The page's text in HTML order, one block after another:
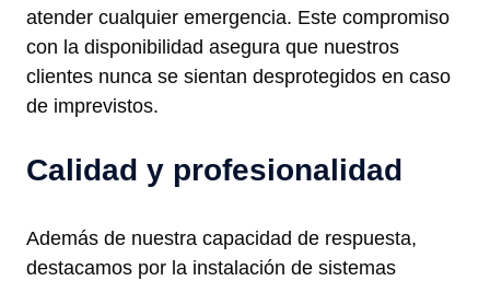
atender cualquier emergencia. Este compromiso
con la disponibilidad asegura que nuestros
clientes nunca se sientan desprotegidos en caso
de imprevistos.
Calidad y profesionalidad
Además de nuestra capacidad de respuesta,
destacamos por la instalación de sistemas